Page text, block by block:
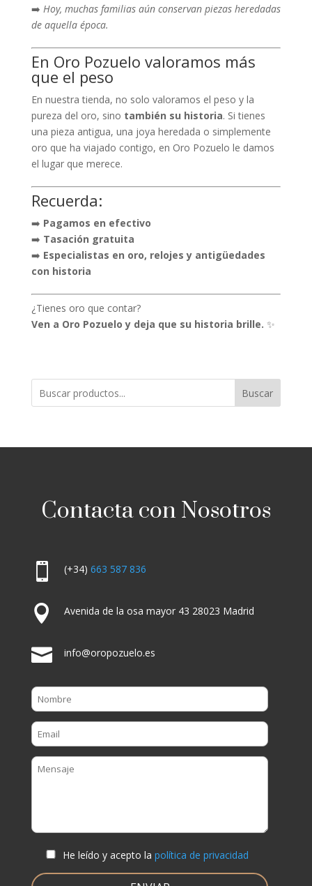
➡️ Hoy, muchas familias aún conservan piezas heredadas
de aquella época.
En Oro Pozuelo valoramos más
que el peso
En nuestra tienda, no solo valoramos el peso y la
pureza del oro, sino también su historia. Si tienes
una pieza antigua, una joya heredada o simplemente
oro que ha viajado contigo, en Oro Pozuelo le damos
el lugar que merece.
Recuerda:
➡️ Pagamos en efectivo
➡️ Tasación gratuita
➡️ Especialistas en oro, relojes y antigüedades
con historia
¿Tienes oro que contar?
Ven a Oro Pozuelo y deja que su historia brille. ✨
Buscar
Contacta con Nosotros
 (+34) 663 587 836
 Avenida de la osa mayor 43 28023 Madrid
 info@oropozuelo.es
He leído y acepto la política de privacidad